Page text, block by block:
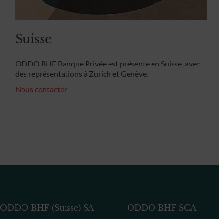
Suisse
ODDO BHF Banque Privée est présente en Suisse, avec
des représentations à Zurich et Genève.
Nous contacter
ODDO BHF (Suisse) SA ODDO BHF SCA